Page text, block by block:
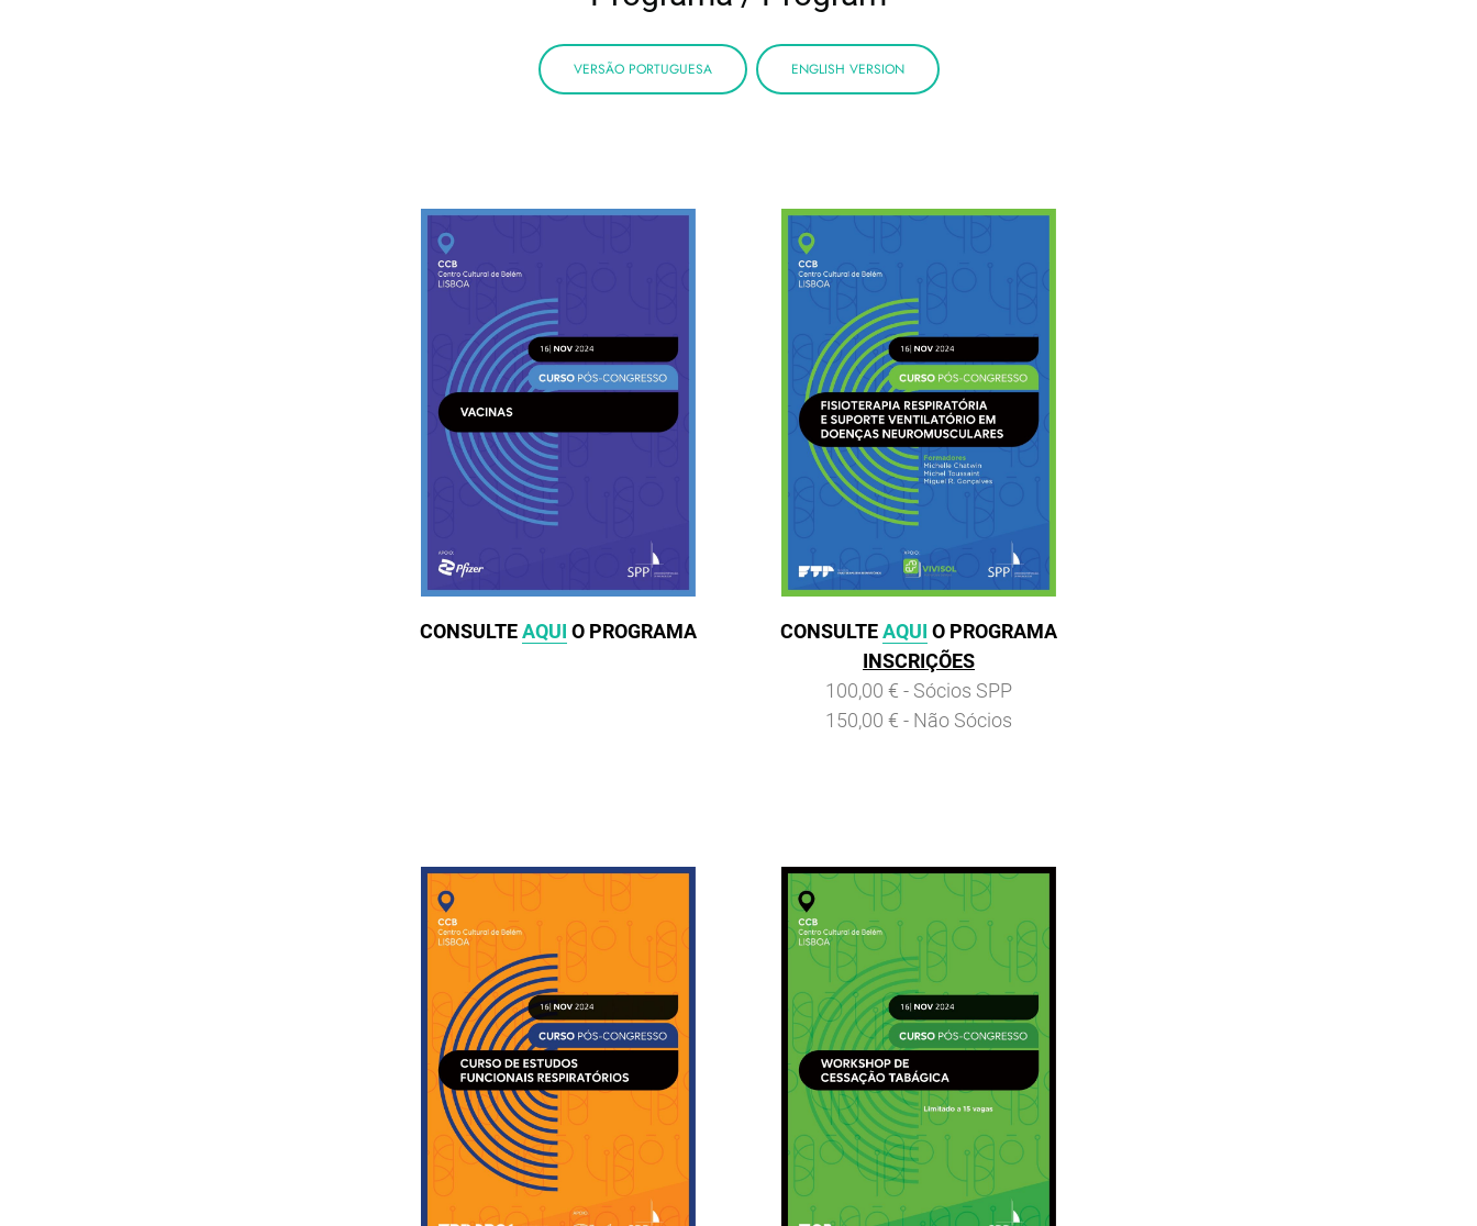
VERSÃO PORTUGUESA ENGLISH VERSION
CONSULTEAQUI O PROGRAMA CONSULTEAQUI O PROGRAMA
INSCRIÇÕES
100,00 € - Sócios SPP
150,00 € - Não Sócios